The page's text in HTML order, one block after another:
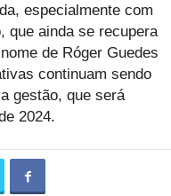
especialmente com
que ainda se recupera
de Róger Guedes
continuam sendo
gestão, que será
2024.